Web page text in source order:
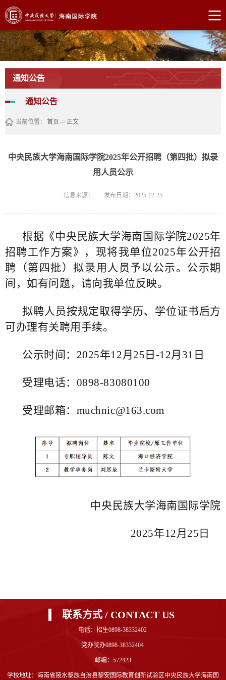
通知公告
通知公告
当前位置： 首页-> 正文
中央民族大学海南国际学院2025年公开招聘（第四批）拟录
用人员公示
信息来源： 发布日期：2025-12-25
根据《中央民族大学海南国际学院2025年
招聘工作方案》，现将我单位2025年公开招
聘（第四批）拟录用人员予以公示。公示期
间，如有问题，请向我单位反映。
拟聘人员按规定取得学历、学位证书后方
可办理有关聘用手续。
公示时间：2025年12月25日-12月31日
受理电话：0898-83080100
受理邮箱：muchnic@163.com
中央民族大学海南国际学院
2025年12月25日
联系方式 / CONTACT US
电话：招生0898-38332402
党办院办0898-38332404
邮编：572423
学校地址：海南省陵水黎族自治县黎安国际教育创新试验区中央民族大学海南国